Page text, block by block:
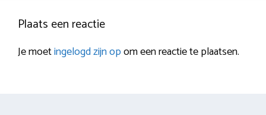
Plaats een reactie
Je moetingelogd zijn opom een reactie te plaatsen.